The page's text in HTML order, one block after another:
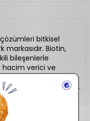
bitkisel
Biotin,
bileşenlerle
hacim verici ve
paraben ve sülfat
arayanlar için idealdir.
serum ve